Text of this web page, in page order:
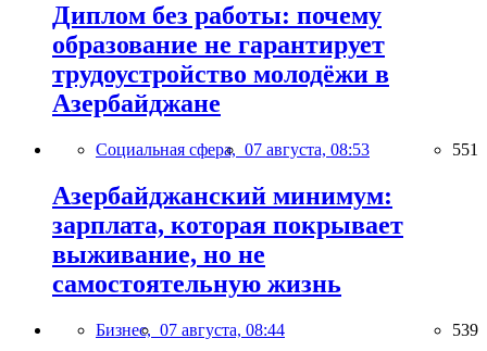
Диплом без работы: почему
образование не гарантирует
трудоустройство молодёжи в
Азербайджане
Социальная сфера, 07 августа, 08:53 551
Азербайджанский минимум:
зарплата, которая покрывает
выживание, но не
самостоятельную жизнь
Бизнес, 07 августа, 08:44 539